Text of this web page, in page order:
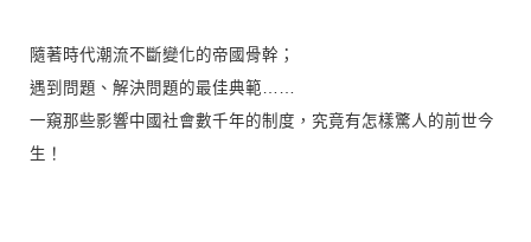
隨著時代潮流不斷變化的帝國骨幹；
遇到問題、解決問題的最佳典範……
一窺那些影響中國社會數千年的制度，究竟有怎樣驚人的前世今
生！